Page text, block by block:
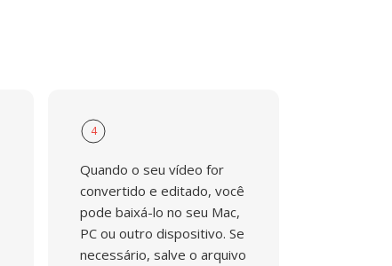
4
Quando o seu vídeo for
convertido e editado, você
pode baixá-lo no seu Mac,
PC ou outro dispositivo. Se
necessário, salve o arquivo